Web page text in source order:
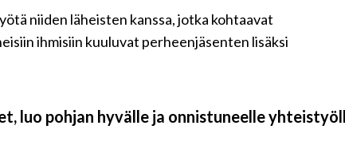
niiden läheisten kanssa, jotka kohtaavat
ihmisiin kuuluvat perheenjäsenten lisäksi
luo pohjan hyvälle ja onnistuneelle